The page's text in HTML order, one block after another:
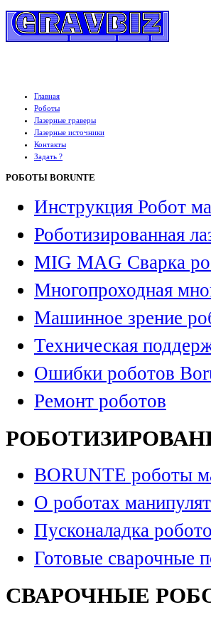
Главная
Роботы
Лазерные граверы
Лазерные источники
Контакты
Задать ?
РОБОТЫ BORUNTE
Инструкция Робот
Роботизированная
MIG MAG Сварка
Многопроходная
Машинное зрение
Техническая
Ошибки роботов
Ремонт роботов
BORUNTE роботы
О роботах
Пусконаладка
Готовые сварочные
СВАРОЧНЫЕ